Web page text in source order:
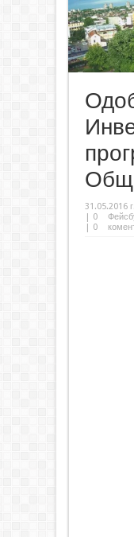
31.05.2016 г.
0
0